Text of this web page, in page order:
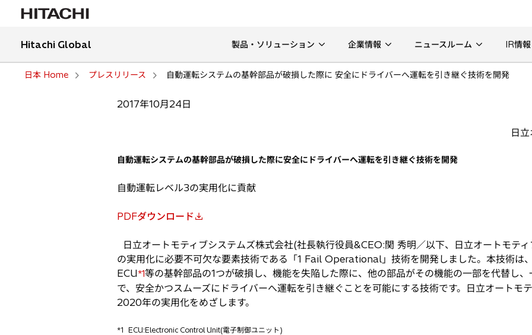
Hitachi Global 製品・ソリューション 企業情報 ニュースルーム IR情報
日本 Home プレスリリース 自動運転システムの基幹部品が破損した際に 安全にドライバーへ運転を引き継ぐ技術を開発
2017年10月24日
日
自動運転システムの基幹部品が破損した際に安全にドライバーへ運転を引き継ぐ技術を開発
自動運転レベル3の実用化に貢献
PDFダウンロード
新
い
タ
ブ
で
開
日立オートモティブシステムズ株式会社(社長執行役員&CEO:関 秀明／以下、日立オートモテ
の実用化に必要不可欠な要素技術である「1 Fail Operational」技術を開発しました。本技術は
ECU*1等の基幹部品の1つが破損し、機能を失陥した際に、他の部品がその機能の一部を代替し
で、安全かつスムーズにドライバーへ運転を引き継ぐことを可能にする技術です。日立オートモ
2020年の実用化をめざします。
*1 ECU:Electronic Control Unit(電子制御ユニット)